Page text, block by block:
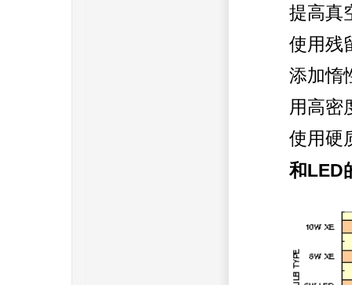
提高
使用残
添加
用高密
使用硬
和LED